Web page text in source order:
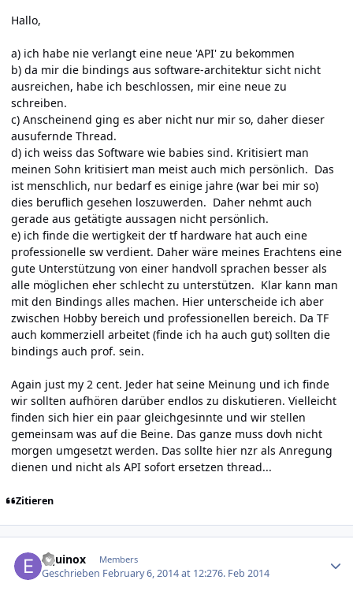
Hallo,
a) ich habe nie verlangt eine neue 'API' zu bekommen
b) da mir die bindings aus software-architektur sicht nicht
ausreichen, habe ich beschlossen, mir eine neue zu
schreiben.
c) Anscheinend ging es aber nicht nur mir so, daher dieser
ausufernde Thread.
d) ich weiss das Software wie babies sind. Kritisiert man
meinen Sohn kritisiert man meist auch mich persönlich. Das
ist menschlich, nur bedarf es einige jahre (war bei mir so)
dies beruflich gesehen loszuwerden. Daher nehmt auch
gerade aus getätigte aussagen nicht persönlich.
e) ich finde die wertigkeit der tf hardware hat auch eine
professionelle sw verdient. Daher wäre meines Erachtens eine
gute Unterstützung von einer handvoll sprachen besser als
alle möglichen eher schlecht zu unterstützen. Klar kann man
mit den Bindings alles machen. Hier unterscheide ich aber
zwischen Hobby bereich und professionellen bereich. Da TF
auch kommerziell arbeitet (finde ich ha auch gut) sollten die
bindings auch prof. sein.
Again just my 2 cent. Jeder hat seine Meinung und ich finde
wir sollten aufhören darüber endlos zu diskutieren. Vielleicht
finden sich hier ein paar gleichgesinnte und wir stellen
gemeinsam was auf die Beine. Das ganze muss dovh nicht
morgen umgesetzt werden. Das sollte hier nzr als Anregung
dienen und nicht als API sofort ersetzen thread...
Zitieren
Equinox Members
Geschrieben February 6, 2014 at 12:276. Feb 2014